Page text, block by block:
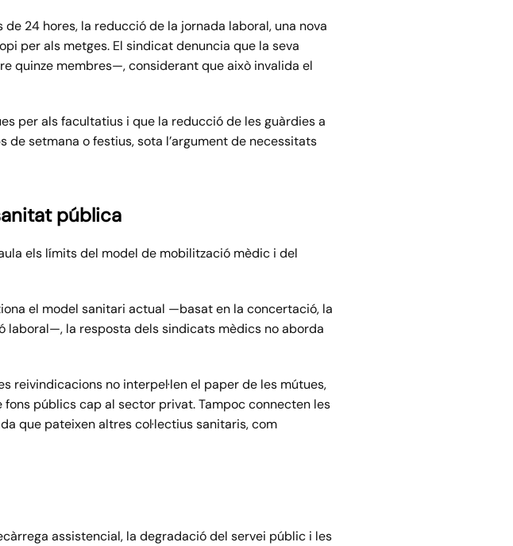
24 hores, la reducció de la jornada laboral, una nova
per als metges. El sindicat denuncia que la seva
quinze membres—, considerant que això invalida el
per als facultatius i que la reducció de les guàrdies a
setmana o festius, sota l’argument de necessitats
pública
els límits del model de mobilització mèdic i del
el model sanitari actual —basat en la concertació, la
la resposta dels sindicats mèdics no aborda
reivindicacions no interpel·len el paper de les mútues,
públics cap al sector privat. Tampoc connecten les
que pateixen altres col·lectius sanitaris, com
assistencial, la degradació del servei públic i les